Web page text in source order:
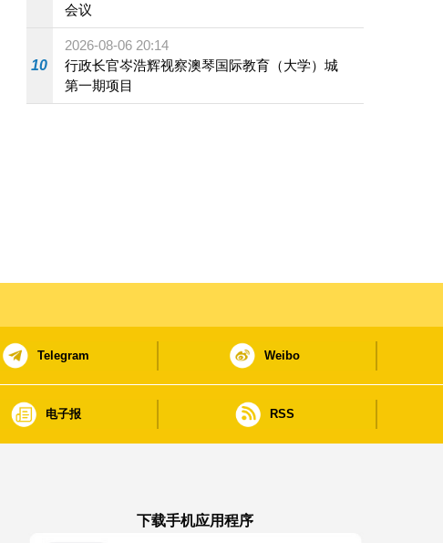
会议
10
2026-08-06 20:14
行政长官岑浩辉视察澳琴国际教育（大学）城
第一期项目
Telegram Weibo
电子报 RSS
下载手机应用程序